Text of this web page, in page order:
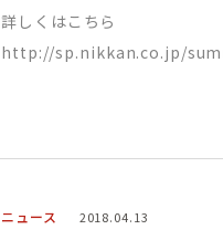
詳しくはこちら
http://sp.nikkan.co.jp/
ニュース 2018.04.13